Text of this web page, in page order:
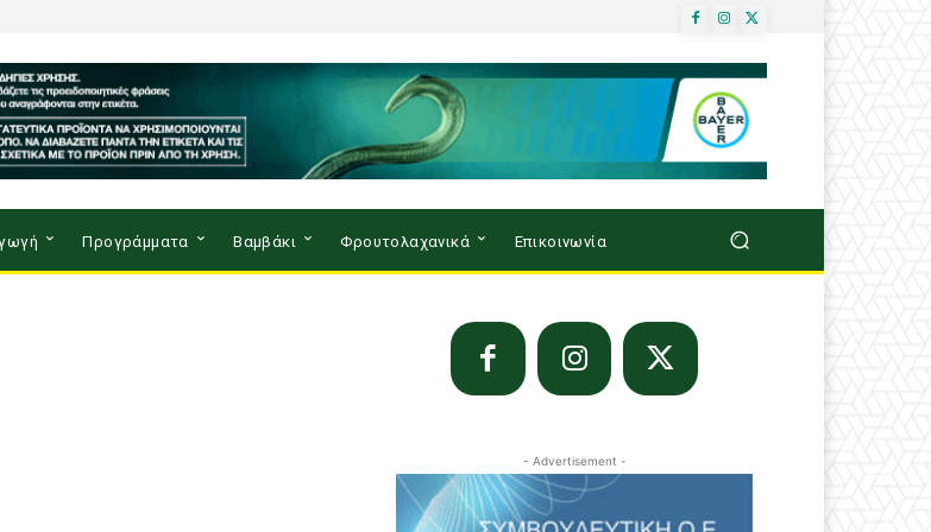
Προγράμματα Βαμβάκι Φρουτολαχανικά Επικοινωνία
- Advertisement -